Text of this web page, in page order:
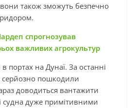
також зможуть безпечно
спрогнозував
важливих агрокультур
в портах на Дунаї. За останні
серйозно пошкодили
доводиться вантажити
судна дуже примітивними